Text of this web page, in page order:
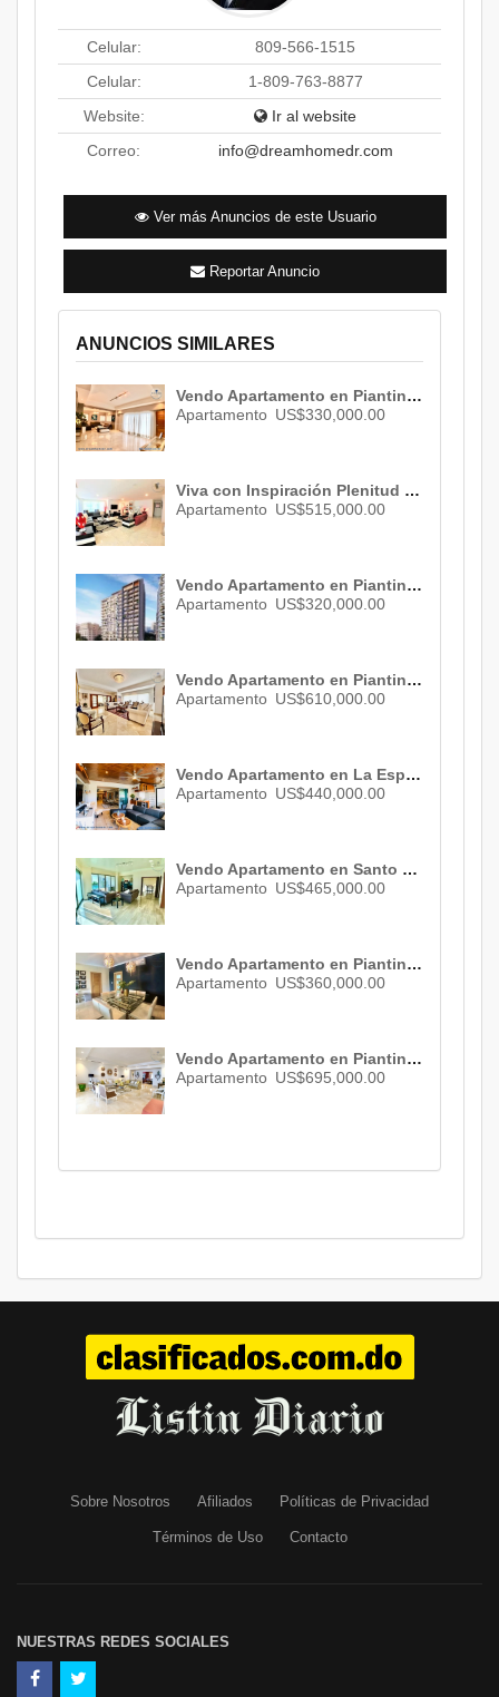
Celular:
809-566-1515
Celular:
1-809-763-8877
Website:
Ir al website
Correo:
info@dreamhomedr.com
Ver más Anuncios de este Usuario
Reportar Anuncio
ANUNCIOS SIMILARES
Vendo Apartamento en Piantini , Santo Domingo , ID 3075
Apartamento US$330,000.00
Viva con Inspiración Plenitud y Prestigio en este Sensacional y Céntrico Apartamento Venta de 380 M² 4 Parqueos y Atractivas Áreas Sociales ID 2347
Apartamento US$515,000.00
Vendo Apartamento en Piantini , Santo Domingo , ID 2796
Apartamento US$320,000.00
Vendo Apartamento en Piantini , Santo Domingo , ID 3082
Apartamento US$610,000.00
Vendo Apartamento en La Esperilla , Santo Domingo, ID 3068
Apartamento US$440,000.00
Vendo Apartamento en Santo Domingo, ID 1269
Apartamento US$465,000.00
Vendo Apartamento en Piantini , Santo Domingo , 3 habs. , 3 baños , 2 parqueos , ID 2746
Apartamento US$360,000.00
Vendo Apartamento en Piantini , Santo Domingo , ID 3072
Apartamento US$695,000.00
Sobre Nosotros Afiliados Políticas de Privacidad
Términos de Uso Contacto
NUESTRAS REDES SOCIALES